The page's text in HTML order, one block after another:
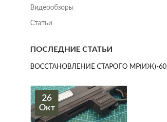
Видеообзоры
Статьи
ПОСЛЕДНИЕ СТАТЬИ
ВОССТАНОВЛЕНИЕ СТАРОГО МР(ИЖ)-60
26
Окт